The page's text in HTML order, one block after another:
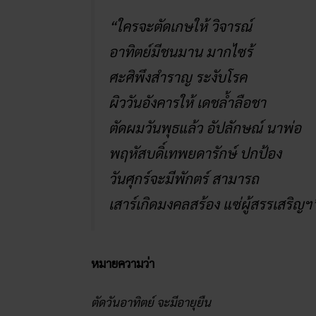
“ใครจะตัดเกษให้ วิจารณ์
อาทิตย์มีชนมาน มากไซร้
ศะศิพึงสำราญ ระงับโรค
ผิววันอังคารให้ เดชล้ำลือชา
ตัดผมวันพุธแล้ว อัปลักษณ์ นาพ่อ
พฤหัสบดิ์เทพยดารักษ์ ปกป้อง
วันศุกร์จะมีพักตร์ สามารถ
เสาร์เกิดมงคลสร้อง แซ่ผู้สรรเสริญฯ
หมายความว่า
ตัดวันอาทิตย์ จะมีอายุยืน